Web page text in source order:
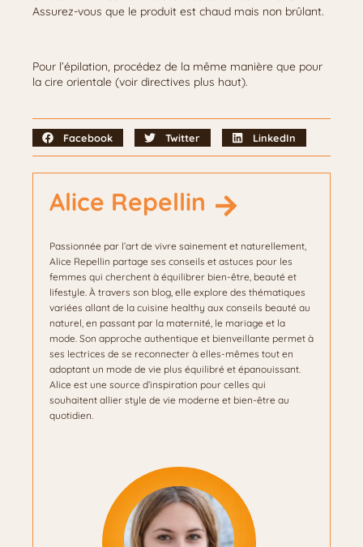
Assurez-vous que le produit est chaud mais non brûlant.
Pour l’épilation, procédez de la même manière que pour
la cire orientale (voir directives plus haut).
Facebook Twitter LinkedIn
Alice Repellin
Passionnée par l’art de vivre sainement et naturellement,
Alice Repellin partage ses conseils et astuces pour les
femmes qui cherchent à équilibrer bien-être, beauté et
lifestyle. À travers son blog, elle explore des thématiques
variées allant de la cuisine healthy aux conseils beauté au
naturel, en passant par la maternité, le mariage et la
mode. Son approche authentique et bienveillante permet à
ses lectrices de se reconnecter à elles-mêmes tout en
adoptant un mode de vie plus équilibré et épanouissant.
Alice est une source d’inspiration pour celles qui
souhaitent allier style de vie moderne et bien-être au
quotidien.